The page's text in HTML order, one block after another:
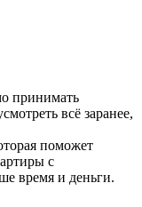
принимать
всё заранее,
поможет
с
время и деньги.